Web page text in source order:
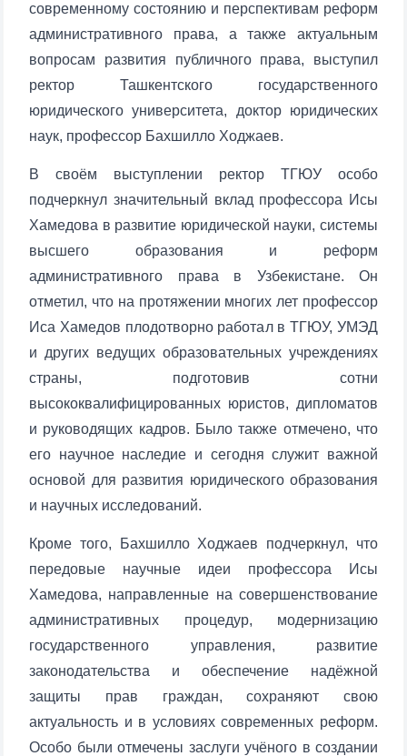
Name and surname
Phone number
Email
современному состоянию и перспективам реформ
административного права, а также актуальным
вопросам развития публичного права, выступил
ректор Ташкентского государственного
юридического университета, доктор юридических
наук, профессор Бахшилло Ходжаев.
В своём выступлении ректор ТГЮУ особо
подчеркнул значительный вклад профессора Исы
Хамедова в развитие юридической науки, системы
высшего образования и реформ
административного права в Узбекистане. Он
отметил, что на протяжении многих лет профессор
Иса Хамедов плодотворно работал в ТГЮУ, УМЭД
и других ведущих образовательных учреждениях
страны, подготовив сотни
высококвалифицированных юристов, дипломатов
и руководящих кадров. Было также отмечено, что
его научное наследие и сегодня служит важной
основой для развития юридического образования
и научных исследований.
Кроме того, Бахшилло Ходжаев подчеркнул, что
передовые научные идеи профессора Исы
Хамедова, направленные на совершенствование
административных процедур, модернизацию
государственного управления, развитие
законодательства и обеспечение надёжной
защиты прав граждан, сохраняют свою
актуальность и в условиях современных реформ.
Особо были отмечены заслуги учёного в создании